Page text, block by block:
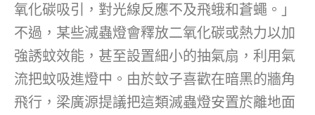
氧化碳吸引，對光線反應不及飛蛾和蒼蠅。」
不過，某些滅蟲燈會釋放二氧化碳或熱力以加
強誘蚊效能，甚至設置細小的抽氣扇，利用氣
流把蚊吸進燈中。由於蚊子喜歡在暗黑的牆角
飛行，梁廣源提議把這類滅蟲燈安置於離地面